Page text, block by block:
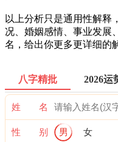
以上分析只是通用性解释
况、婚姻感情、事业发展
名，给出你更多更详细的
八字精批 2026运
姓 名
性 别 男 女